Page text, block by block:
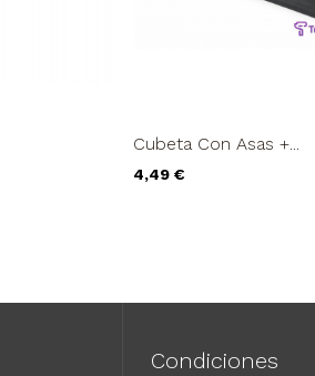
Cubeta Con Asas +...
Precio
4,49 €
Condiciones